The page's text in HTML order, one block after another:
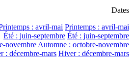
Dates
: avril-mai Printemps : avril-mai
Été : juin-septembre Été : juin-septembre
novembreAutomne : octobre-novembre
: décembre-mars Hiver : décembre-mars